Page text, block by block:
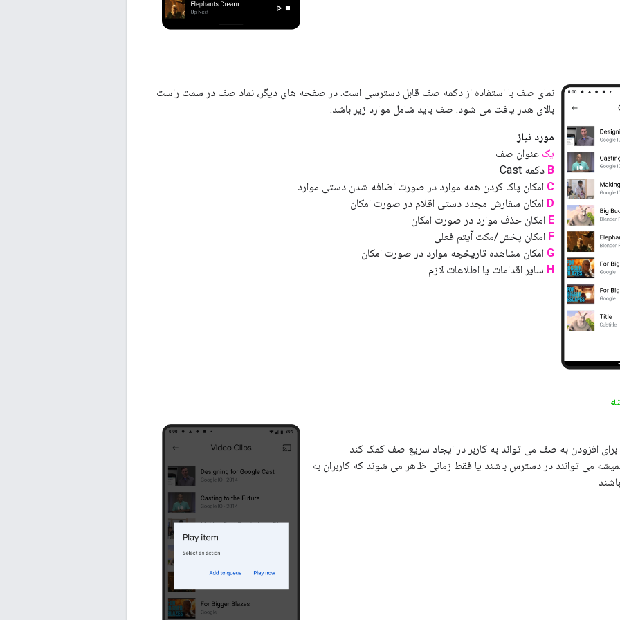
نمای صف با استفاده از دکمه صف قابل دسترسی است. در صفحه های دیگر، نماد صف در سمت راست
بالای هدر یافت می شود. صف باید شامل موارد زیر باشد:
مورد نیاز
یک عنوان صف
B دکمه Cast
C امکان پاک کردن همه موارد در صورت اضافه شدن دستی موارد
D امکان سفارش مجدد دستی اقلام در صورت امکان
E امکان حذف موارد در صورت امکان
F امکان پخش/مکث آیتم فعلی
G امکان مشاهده تاریخچه موارد در صورت امکان
H سایر اقدامات یا اطلاعات لازم
برای افزودن به صف می تواند به کاربر در ایجاد سریع صف کمک کند
می توانند در دسترس باشند یا فقط زمانی ظاهر می شوند که کاربران به